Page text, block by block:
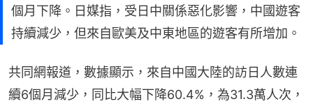
個月下降。日媒指，受日中關係惡化影響，中國遊客
持續減少，但來自歐美及中東地區的遊客有所增加。
共同網報道，數據顯示，來自中國大陸的訪日人數連
續6個月減少，同比大幅下降60.4%，為31.3萬人次，